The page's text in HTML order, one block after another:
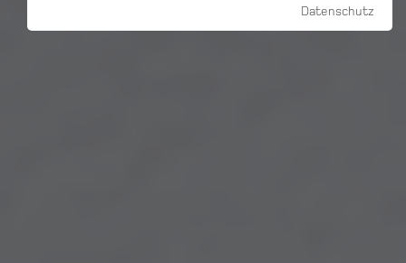
Datenschutz